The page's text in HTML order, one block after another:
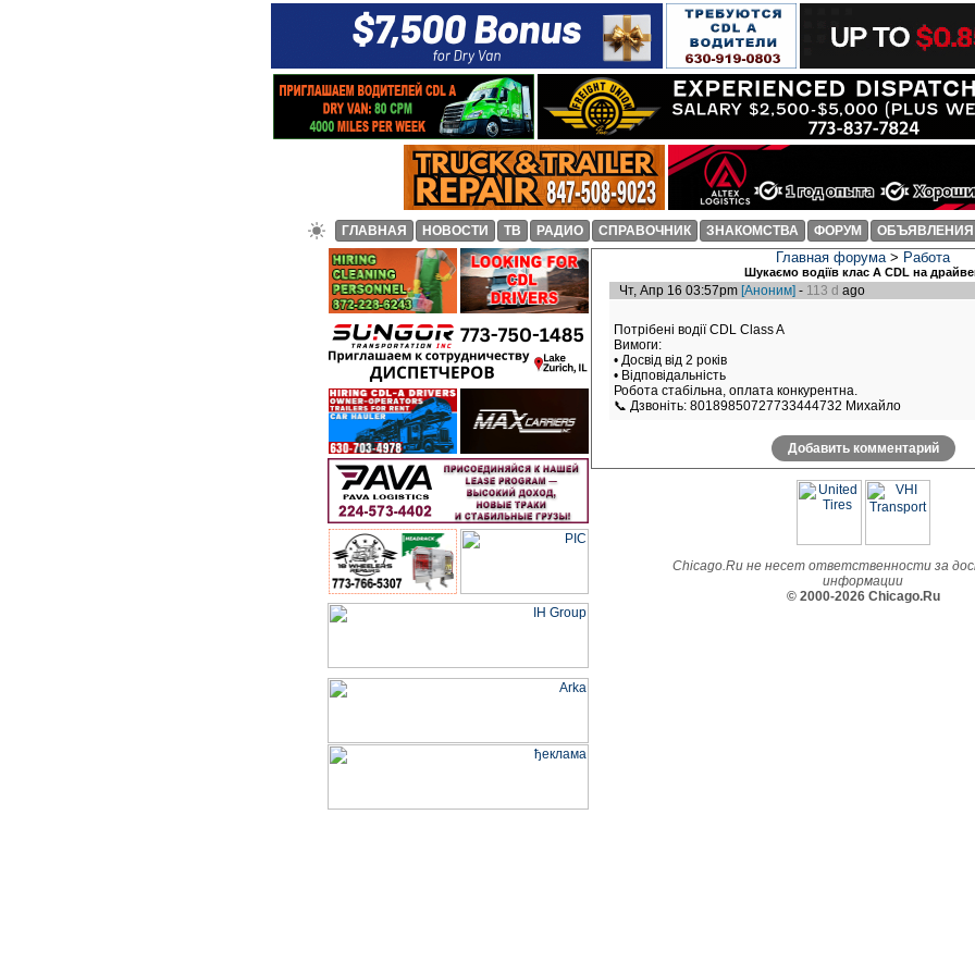
ГЛАВНАЯ НОВОСТИ ТВ РАДИО СПРАВОЧНИК ЗНАКОМСТВА ФОРУМ ОБЪЯВЛЕНИЯ
Главная форума> Работа
Шукаємо водіїв клас А CDL на
Чт, Апр 16 03:57pm [Аноним] - 113 d ago
Потрібені водії CDL Class A
Вимоги:
• Досвід від 2 років
• Відповідальність
Робота стабільна, оплата конкурентна.
📞 Дзвоніть: 80189850727733444732 Михайло
Добавить комментарий
Chicago.Ru не несет ответственности за
информации
© 2000-2026 Chicago.Ru